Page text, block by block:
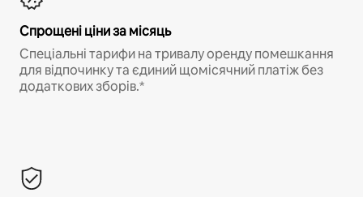
Спрощені ціни за місяць
Спеціальні тарифи на тривалу оренду помешкання
для відпочинку та єдиний щомісячний платіж без
додаткових зборів.*